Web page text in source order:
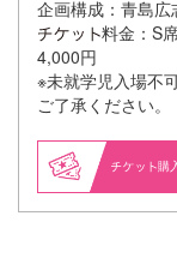
企画構成：青島広
料金：S
4,000円
※未就学児入場不
ご了承ください。
購